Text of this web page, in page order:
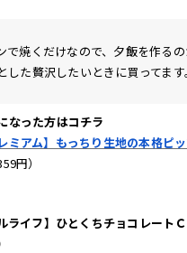
で焼くだけなので、夕飯を作るの
した贅沢したいときに買ってます。
なった方はコチラ
ミアム】もっちり生地の本格ピ
円）
ライフ】ひとくちチョコレート